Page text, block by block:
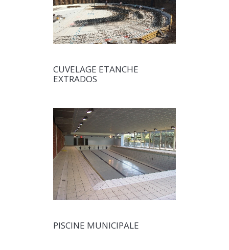
CUVELAGE ETANCHE
EXTRADOS
PISCINE MUNICIPALE